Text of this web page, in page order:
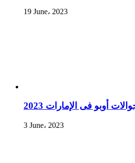
19 June، 2023
أوبو فى الإمارات 2023
3 June، 2023